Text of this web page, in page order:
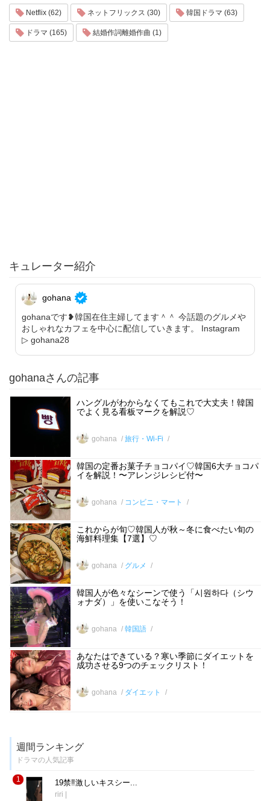
Netflix (62) ネットフリックス (30) 韓国ドラマ (63)
ドラマ (165) 結婚作詞離婚作曲 (1)
キュレーター紹介
gohana
gohanaです❥韓国在住主婦してます＾＾ 今話題のグルメや
おしゃれなカフェを中心に配信していきます。 Instagram
▷ gohana28
gohanaさんの記事
ハングルがわからなくてもこれで大丈夫！韓国
でよく見る看板マークを解説♡
gohana 旅行・Wi-Fi
韓国の定番お菓子チョコパイ♡韓国6大チョコパ
イを解説！〜アレンジレシピ付〜
gohana コンビニ・マート
これからが旬♡韓国人が秋～冬に食べたい旬の
海鮮料理集【7選】♡
gohana グルメ
韓国人が色々なシーンで使う「시원하다（シウ
ォナダ）」を使いこなそう！
gohana 韓国語
あなたはできている？寒い季節にダイエットを
成功させる9つのチェックリスト！
gohana ダイエット
週間ランキング
ドラマの人気記事
1 19禁‼︎激しいキスシー...
riri